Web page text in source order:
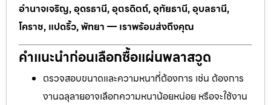
อำนาจเจริญ, อุดรธานี, อุตรดิตถ์, อุทัยธานี, อุบลธานี,
โคราช, แปดริ้ว, พัทยา — เราพร้อมส่งถึงคุณ
คำแนะนำก่อนเลือกซื้อแผ่นพลาสวูด
ตรวจสอบขนาดและความหนาที่ต้องการ เช่น ต้องการ
งานฉลุลายอาจเลือกความหนาน้อยหน่อย หรือจะใช้งาน